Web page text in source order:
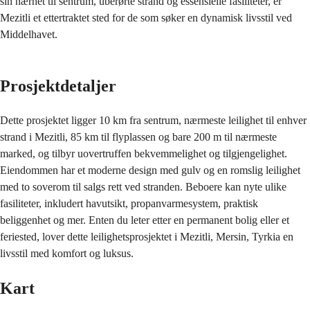
Mezitli et ettertraktet sted for de som søker en dynamisk livsstil ved
Middelhavet.
Prosjektdetaljer
Dette prosjektet ligger 10 km fra sentrum, nærmeste leilighet til enhver
strand i Mezitli, 85 km til flyplassen og bare 200 m til nærmeste
marked, og tilbyr uovertruffen bekvemmelighet og tilgjengelighet.
Eiendommen har et moderne design med gulv og en romslig leilighet
med to soverom til salgs rett ved stranden. Beboere kan nyte ulike
fasiliteter, inkludert havutsikt, propanvarmesystem, praktisk
beliggenhet og mer. Enten du leter etter en permanent bolig eller et
feriested, lover dette leilighetsprosjektet i Mezitli, Mersin, Tyrkia en
livsstil med komfort og luksus.
Kart